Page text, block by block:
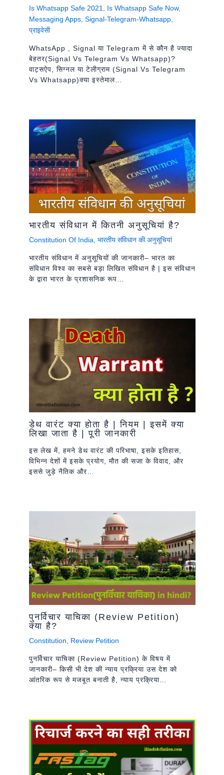
Is Whatsapp Safe 2021, Is Whatsapp Safe Now,
Messaging Apps, Signal-Telegram-Whatsapp,
प्राइवेसी
WhatsApp , Signal या Telegram में से कौन है ज्यादा
बेहतर(signal Vs Telegram Vs Whatsapp)?
वाट्सऐप, सिग्नल या टेलीग्राम (signal Vs Telegram
Vs Whatsapp)क्या इस्तेमाल…
भारतीय संविधान में कितनी अनुसूचियां है?
Constitution Of India भारतीय संविधान की अनुसूचियां
भारतीय संविधान में अनुसूचियों की जानकारी– भारत का
संविधान विश्व का सबसे बड़ा लिखित संविधान है | इस संविधान
के द्वारा भारत के प्रशासनिक रूप…
डेथ वारंट क्या होता है | नियम | इसमें क्या
लिखा जाता है | पूरी जानकारी
इस लेख में, हमने डेथ वारंट की परिभाषा, इसके इतिहास,
विभिन्न देशों में इसके प्रयोग, मौत की सजा के विवाद, और
इससे जुड़े नैतिक और…
पुनर्विचार याचिका (Review Petition)
क्या है?
Constitution Review Petition
पुनर्विचार याचिका (Review Petition) के विषय में
जानकारी– किसी भी देश की न्याय प्रक्रिया उस देश को
आंतरिक रूप से मजबूत बनाती है, न्याय प्रक्रिया…